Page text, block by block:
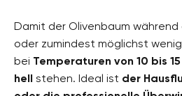
Damit der Olivenbaum
oder zumindest möglichst
bei Temperaturen von 10 bis 15
hell stehen. Ideal ist der